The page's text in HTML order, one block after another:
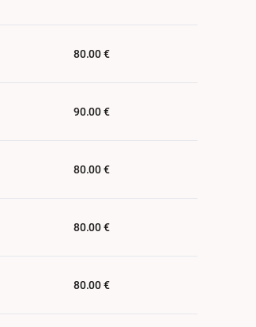
80.00 €
90.00 €
80.00 €
80.00 €
80.00 €